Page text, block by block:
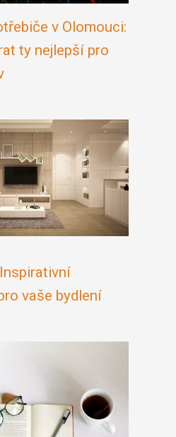
v Olomouci:
ty nejlepší pro
vaše bydlení